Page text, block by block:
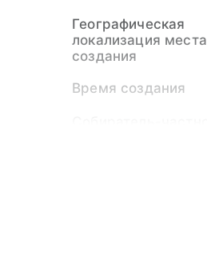
Географическая
локализация места
создания
Время создания